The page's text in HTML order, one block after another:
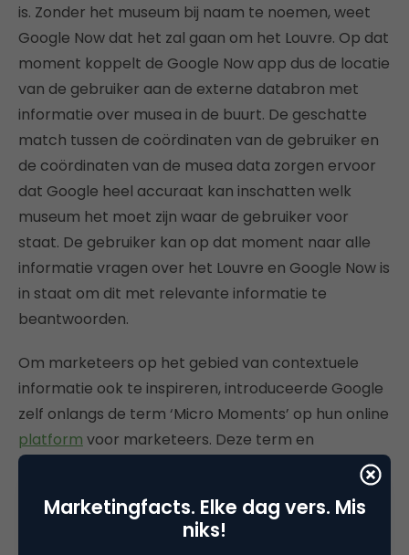
is. Zonder het museum bij naam te noemen, weet
Google Now dat het zal gaan om het Louvre. Op dat
moment koppelt de Google Now app dus de locatie
van de gebruiker aan de externe databron met
informatie over musea in de buurt. De geschatte
match tussen de coördinaten van de gebruiker en
de coördinaten van de musea data zorgen ervoor
dat Google heel accuraat kan inschatten welk
museum het moet zijn waar de gebruiker voor
staat. De gebruiker kan op dat moment naar alle
informatie vragen over het Louvre en Google Now is
in staat om dit met relevante informatie te
beantwoorden.
Om marketeers op het gebied van contextuele
informatie ook te inspireren, introduceerde Google
zelf onlangs de term ‘Micro Moments’ op hun online
platform voor marketeers. Deze term en
ontwikkeling staat helemaal in het teken van
gaat. Op het platform laat Google zien hoe
belangrijk de samenwerking tussen mobile en
Marketingfacts. Elke dag vers. Mis
niks!